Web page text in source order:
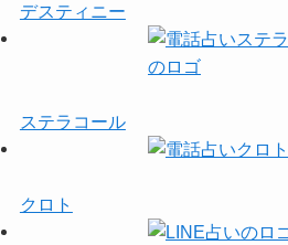
デスティニー
ステラコール
クロト